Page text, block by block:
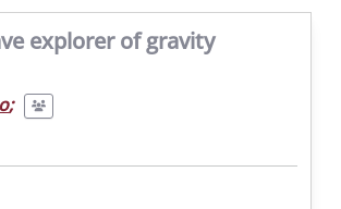
explorer of gravity
;